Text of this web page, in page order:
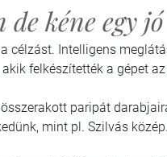
kéne egy
célzást. Intelligens
felkészítették a gépet
paripát
mint pl. Szilvás